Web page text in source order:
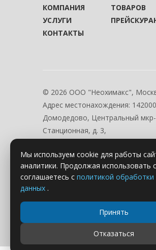
КОМПАНИЯ
ТОВАРОВ
УСЛУГИ
КОНТАКТЫ
© 2026 ООО "Неохимакс",
Адрес местонахождения:
Домодедово, Центральный мкр-
Станционная, д. 3,
Режим работы:
Пн.-Пт. с 09:00 до 17:00
Мы используем cookie для работы
аналитики. Продолжая использовать
соглашаетесь с политикой
данных .
Принять
Отказаться